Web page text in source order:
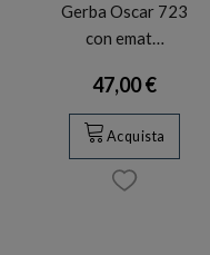
Gerba Oscar 723
con emat…
47,00 €
Acquista